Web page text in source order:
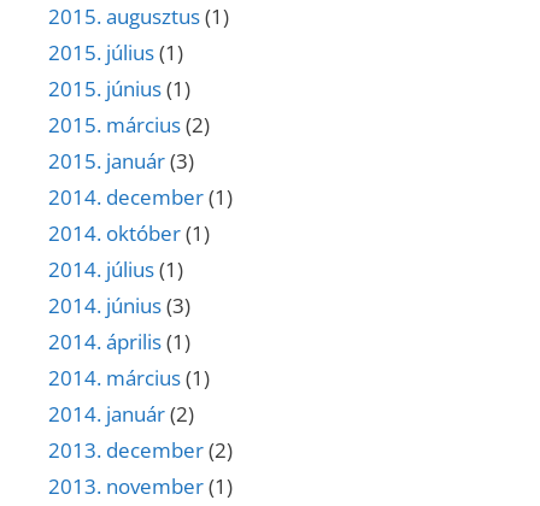
2015. augusztus(1)
2015. július(1)
2015. június(1)
2015. március(2)
2015. január(3)
2014. december(1)
2014. október(1)
2014. július(1)
2014. június(3)
2014. április(1)
2014. március(1)
2014. január(2)
2013. december(2)
2013. november(1)